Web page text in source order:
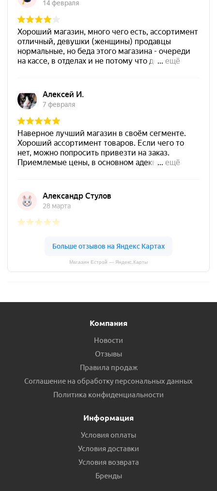
Магазин Естрой — Яндекс.Карты
Компания
Новости
Отзывы
Правила продаж
Соглашение на обработку персональных данных
Политика конфиденциальности
Информация
Условия оплаты
Условия доставки
Условия возврата
Бренды